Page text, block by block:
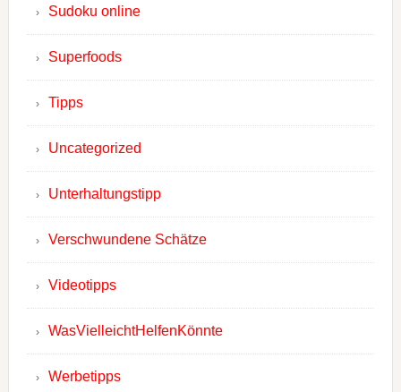
Sudoku online
Superfoods
Tipps
Uncategorized
Unterhaltungstipp
Verschwundene Schätze
Videotipps
WasVielleichtHelfenKönnte
Werbetipps